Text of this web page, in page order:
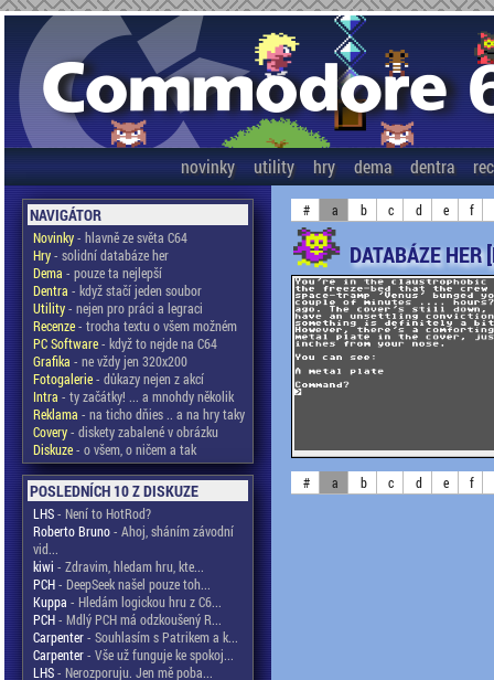
novinky utility hry dema dentra
NAVIGÁTOR
Novinky- hlavně ze světa C64
Hry- solidní databáze her
Dema - pouze ta nejlepší
Dentra - když stačí jeden soubor
Utility- nejen pro práci a legraci
Recenze- trocha textu o všem možném
PC Software- když to nejde na C64
Grafika - ne vždy jen 320x200
Fotogalerie- důkazy nejen z akcí
Intra - ty začátky! ... a mnohdy několik
Reklama - na ticho dňies .. a na hry taky
Covery- diskety zabalené v obrázku
Diskuze- o všem, o ničem a tak
POSLEDNÍCH 10 Z DISKUZE
LHS- Není to HotRod?
Roberto Bruno- Ahoj, sháním závodní
vid...
kiwi - Zdravim, hledam hru, kte...
PCH- DeepSeek našel pouze toh...
Kuppa - Hledám logickou hru z C6...
PCH- Mdlý PCH má odzkoušený R...
Carpenter- Souhlasím s Patrikem a k...
Carpenter- Vše už funguje ke spokoj...
LHS- Nerozporuju. Jen mě poba...
# a b c d e f
DATABÁZE HER
# a b c d e f